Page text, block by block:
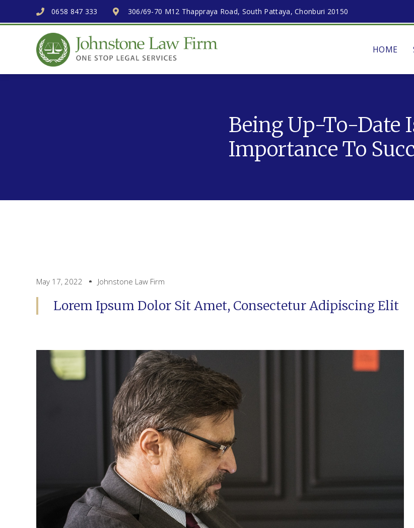
0658 847 333 306/69-70 M12 Thappraya Road, South Pattaya, Chonburi 20150
HOME
Being Up-To-Date
Importance To
May 17, 2022 Johnstone Law Firm
Lorem Ipsum Dolor Sit Amet, Consectetur Adipiscing Elit